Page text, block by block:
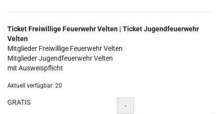
Ticket Freiwillige Feuerwehr Velten | Ticket Jugendfeuerwehr
Velten
Mitglieder Freiwillige Feuerwehr Velten
Mitglieder Jugendfeuerwehr Velten
mit Ausweispflicht
Aktuell verfügbar: 20
GRATIS Menge
-